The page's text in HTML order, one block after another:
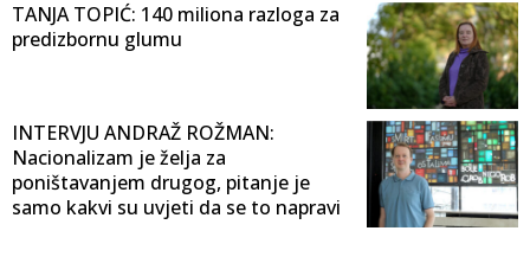
TANJA TOPIĆ: 140 miliona razloga za
predizbornu glumu
INTERVJU ANDRAŽ ROŽMAN:
Nacionalizam je želja za
poništavanjem drugog, pitanje je
samo kakvi su uvjeti da se to napravi